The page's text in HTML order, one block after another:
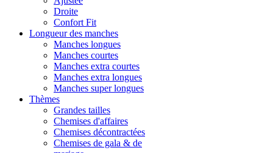
Droite
Confort Fit
Longueur des manches
Manches longues
Manches courtes
Manches extra courtes
Manches extra longues
Manches super longues
Thèmes
Grandes tailles
Chemises d'affaires
Chemises décontractées
Chemises de gala & de